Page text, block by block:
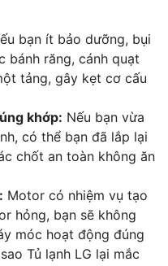
bạn ít bảo dưỡng, bụi
bánh răng, cánh quạt
tảng, gây kẹt cơ cấu
khớp: Nếu bạn vừa
có thể bạn đã lắp lại
chốt an toàn không ăn
Motor có nhiệm vụ tạo
hỏng, bạn sẽ không
móc hoạt động đúng
Tủ lạnh LG lại mắc